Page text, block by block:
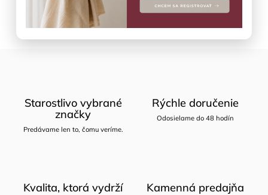
Opýtať sa
Starostlivo vybrané
značky
Predávame len to, čomu veríme.
Rýchle doručenie
Odosielame do 48 hodín
Kvalita, ktorá vydrží Kamenná predajňa